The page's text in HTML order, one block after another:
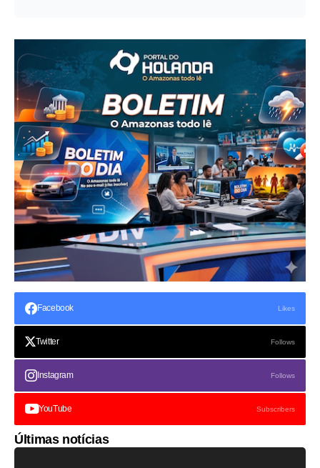
Facebook Likes
Twitter Follows
Instagram Follows
YouTube Subscribers
Últimas notícias